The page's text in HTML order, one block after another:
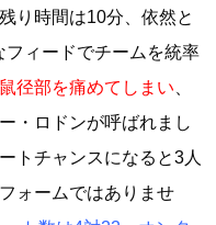
り時間は10分、依然と
フィードでチームを統率
径部を痛めてしまい
・ロドンが呼ばれまし
トチャンスになると3人
ォームではありませ